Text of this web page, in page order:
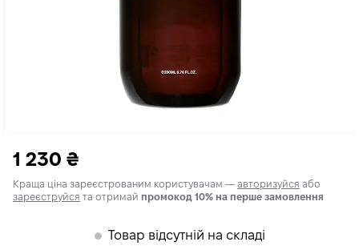
1 230 ₴
Краща ціна зареєстрованим користувачам — авторизуйся або
зареєструйся та отримай промокод 10% на перше замовлення
𒊹 Товар відсутній на складі